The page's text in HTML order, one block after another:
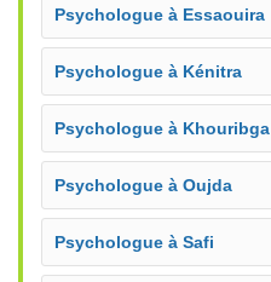
Psychologue à Essaouira
Psychologue à Kénitra
Psychologue à Khouribga
Psychologue à Oujda
Psychologue à Safi